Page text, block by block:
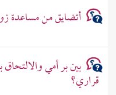
أتضايق من مساعدة
بين بر أمي
قراري؟